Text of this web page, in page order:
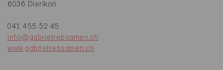
6036 Dierikon
041 455 52 45
info@gabrielrebsamen.ch
www.gabrielrebsamen.ch